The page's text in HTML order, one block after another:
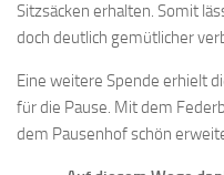
Sitzsäcken erhalten. Somit
doch deutlich gemütlicher
Eine weitere Spende erhielt
für die Pause. Mit dem
dem Pausenhof schön